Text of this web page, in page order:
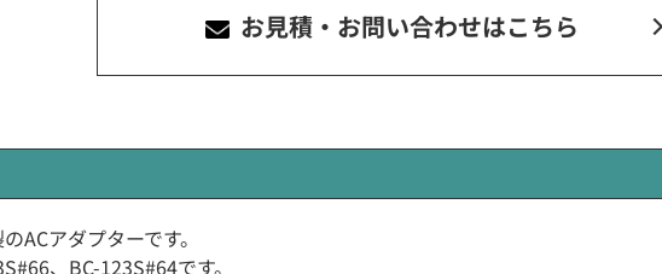
お見積・お問い合わせはこちら
ACアダプターです。
、BC-123S#64です。